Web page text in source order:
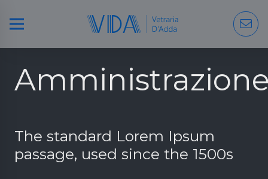
The standard Lorem Ipsum
passage, used since the 1500s